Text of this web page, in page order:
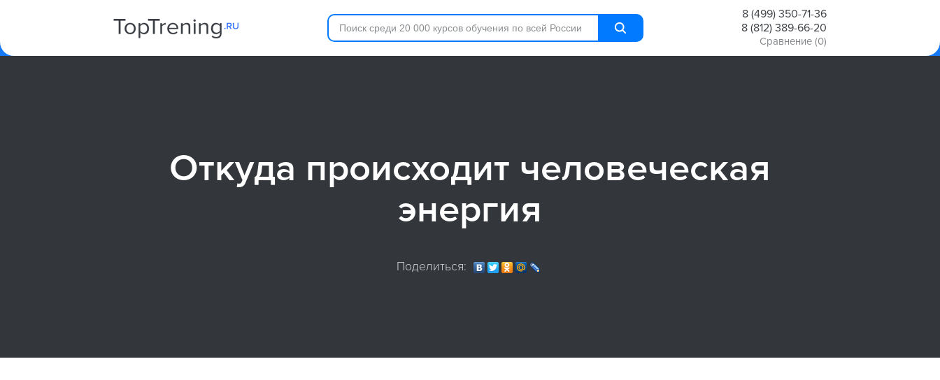
8 (499) 350-71-36
8 (812) 389-66-20
Сравнение (0)
Откуда происходит человеческая
энергия
Поделиться: